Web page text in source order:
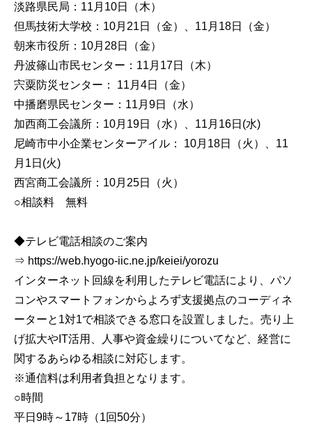
淡路県民局：11月10日（木）
但馬技術大学校：10月21日（金）、11月18日（金）
朝来市役所：10月28日（金）
丹波篠山市民センター：11月17日（木）
宍粟防災センター： 11月4日（金）
中播磨県民センター：11月9日（水）
加西商工会議所：10月19日（水）、11月16日(水)
尼崎市中小企業センターアイル： 10月18日（火）、11
月1日(火)
西宮商工会議所：10月25日（火）
○相談料 無料
◆テレビ電話相談のご案内
⇒ https://web.hyogo-iic.ne.jp/keiei/yorozu
インターネット回線を利用したテレビ電話により、パソ
コンやスマートフォンからよろず支援拠点のコーディネ
ーターと1対1で相談できる窓口を設置しました。売り上
げ拡大やIT活用、人事や資金繰りについてなど、経営に
関するあらゆる相談に対応します。
※通信料は利用者負担となります。
○時間
平日9時～17時（1回50分）